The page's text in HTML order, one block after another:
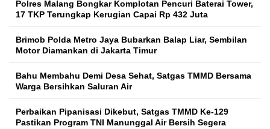
Polres Malang Bongkar Komplotan Pencuri Baterai Tower,
17 TKP Terungkap Kerugian Capai Rp 432 Juta
Brimob Polda Metro Jaya Bubarkan Balap Liar, Sembilan
Motor Diamankan di Jakarta Timur
Bahu Membahu Demi Desa Sehat, Satgas TMMD Bersama
Warga Bersihkan Saluran Air
Perbaikan Pipanisasi Dikebut, Satgas TMMD Ke-129
Pastikan Program TNI Manunggal Air Bersih Segera